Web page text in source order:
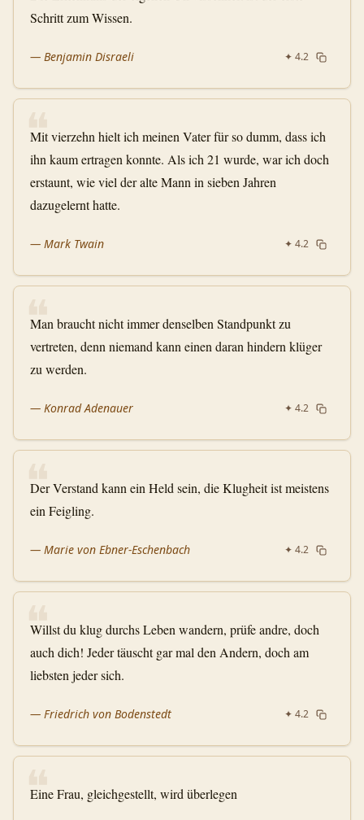
Schritt zum Wissen.
— Benjamin Disraeli ✦ 4.2
❝
Mit vierzehn hielt ich meinen Vater für so dumm, dass ich
ihn kaum ertragen konnte. Als ich 21 wurde, war ich doch
erstaunt, wie viel der alte Mann in sieben Jahren
dazugelernt hatte.
— Mark Twain ✦ 4.2
❝
Man braucht nicht immer denselben Standpunkt zu
vertreten, denn niemand kann einen daran hindern klüger
zu werden.
— Konrad Adenauer ✦ 4.2
❝
Der Verstand kann ein Held sein, die Klugheit ist meistens
ein Feigling.
— Marie von Ebner-Eschenbach ✦ 4.2
❝
Willst du klug durchs Leben wandern, prüfe andre, doch
auch dich! Jeder täuscht gar mal den Andern, doch am
liebsten jeder sich.
— Friedrich von Bodenstedt ✦ 4.2
❝
Eine Frau, gleichgestellt, wird überlegen